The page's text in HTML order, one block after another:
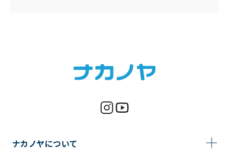
ナカノヤについて